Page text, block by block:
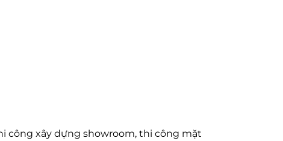
công xây dựng showroom, thi công mặt